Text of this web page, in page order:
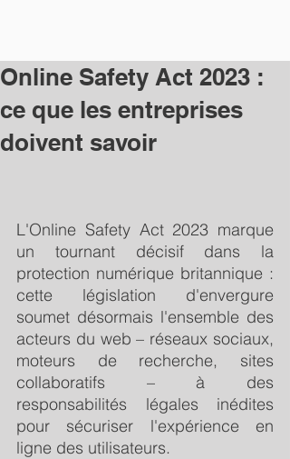
Online Safety Act 2023 :
ce que les entreprises
doivent savoir
L'Online Safety Act 2023 marque
un tournant décisif dans la
protection numérique britannique :
cette législation d'envergure
soumet désormais l'ensemble des
acteurs du web – réseaux sociaux,
moteurs de recherche, sites
collaboratifs – à des
responsabilités légales inédites
pour sécuriser l'expérience en
ligne des utilisateurs.